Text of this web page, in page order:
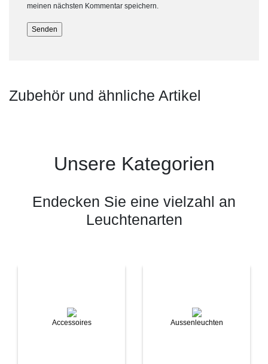
meinen nächsten Kommentar speichern.
Zubehör und ähnliche Artikel
Unsere Kategorien
Endecken Sie eine vielzahl an
Leuchtenarten
Accessoires Aussenleuchten